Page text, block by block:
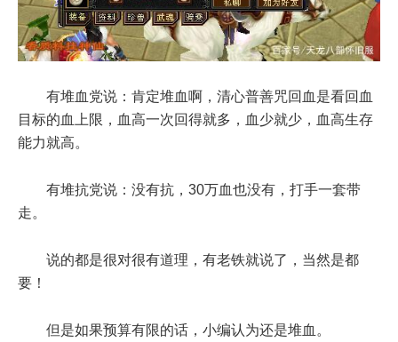
有堆血党说：肯定堆血啊，清心普善咒回血是看回血
目标的血上限，血高一次回得就多，血少就少，血高生存
能力就高。
有堆抗党说：没有抗，30万血也没有，打手一套带
走。
说的都是很对很有道理，有老铁就说了，当然是都
要！
但是如果预算有限的话，小编认为还是堆血。